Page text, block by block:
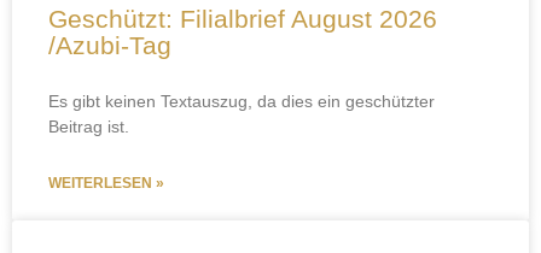
Geschützt: Filialbrief August 2026
/Azubi-Tag
Es gibt keinen Textauszug, da dies ein geschützter
Beitrag ist.
WEITERLESEN »